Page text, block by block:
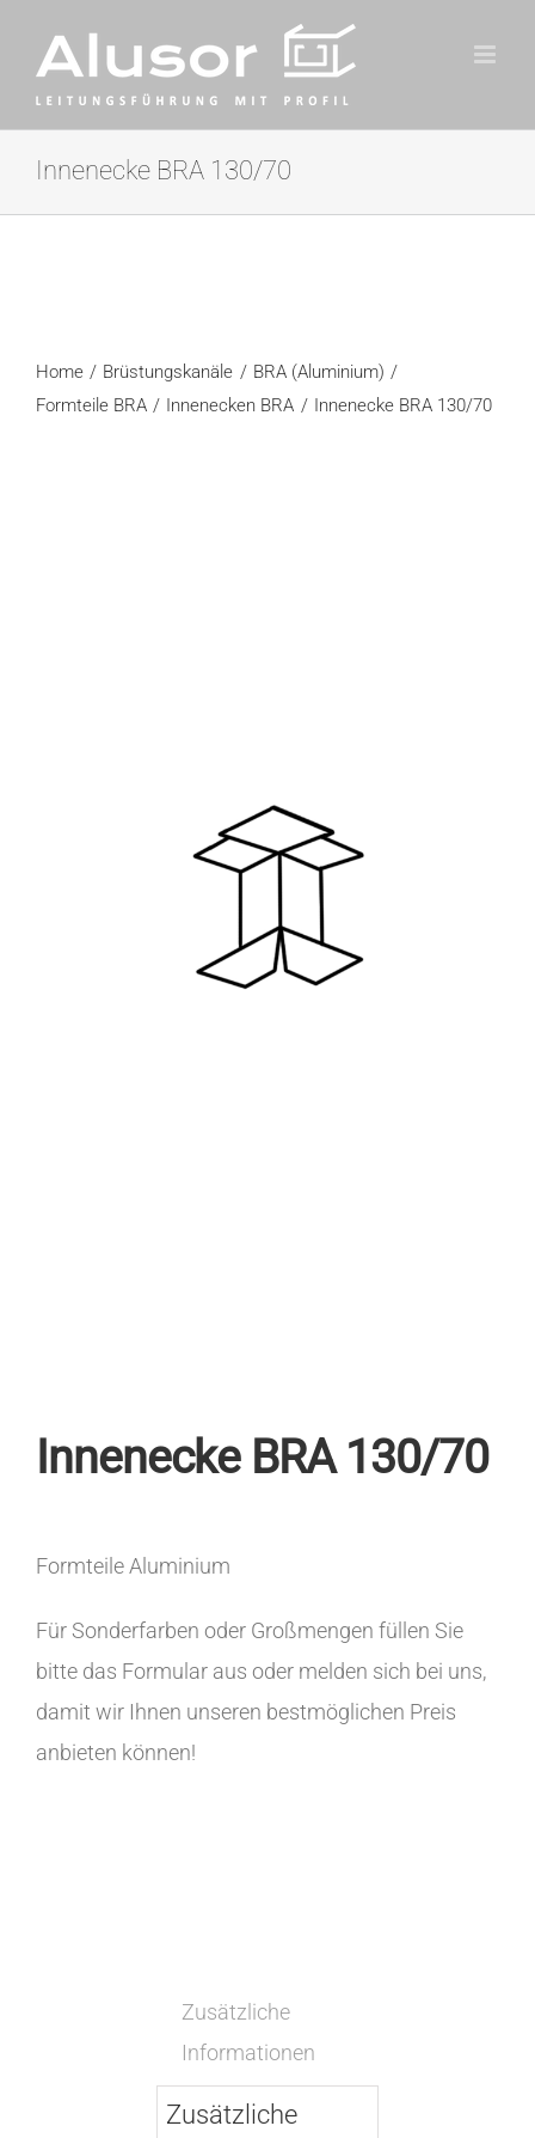
Inhalt
springen
Innenecke BRA 130/70
Home Brüstungskanäle
BRA (Aluminium)
Formteile BRA
Innenecken BRA Innenecke BRA 130/70
Innenecke BRA 130/70
Formteile Aluminium
Für Sonderfarben oder Großmengen füllen Sie
bitte das Formular aus oder melden sich bei uns,
damit wir Ihnen unseren bestmöglichen Preis
anbieten können!
Zusätzliche
Informationen
Zusätzliche